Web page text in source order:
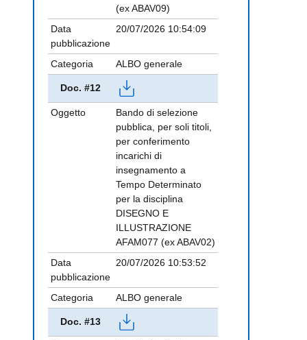
(ex ABAV09)
Data
pubblicazione
20/07/2026 10:54:09
Categoria ALBO generale
Doc. #12
Oggetto
Bando di selezione
pubblica, per soli titoli,
per conferimento
incarichi di
insegnamento a
Tempo Determinato
per la disciplina
DISEGNO E
ILLUSTRAZIONE
AFAM077 (ex ABAV02)
Data
pubblicazione
20/07/2026 10:53:52
Categoria ALBO generale
Doc. #13